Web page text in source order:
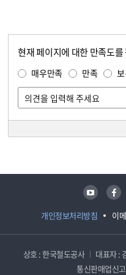
현재 페이지에 대한 만족도
매우만족 만족
개인정보처리방침 이
유튜브 페이스북
상호 : 한국철도공사 대표자 :
통신판매업신